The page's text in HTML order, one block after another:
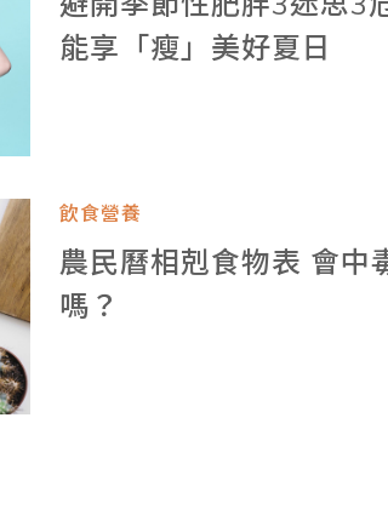
能享「瘦」美好夏日
飲食營養
農民曆相剋食物表 會中
嗎？